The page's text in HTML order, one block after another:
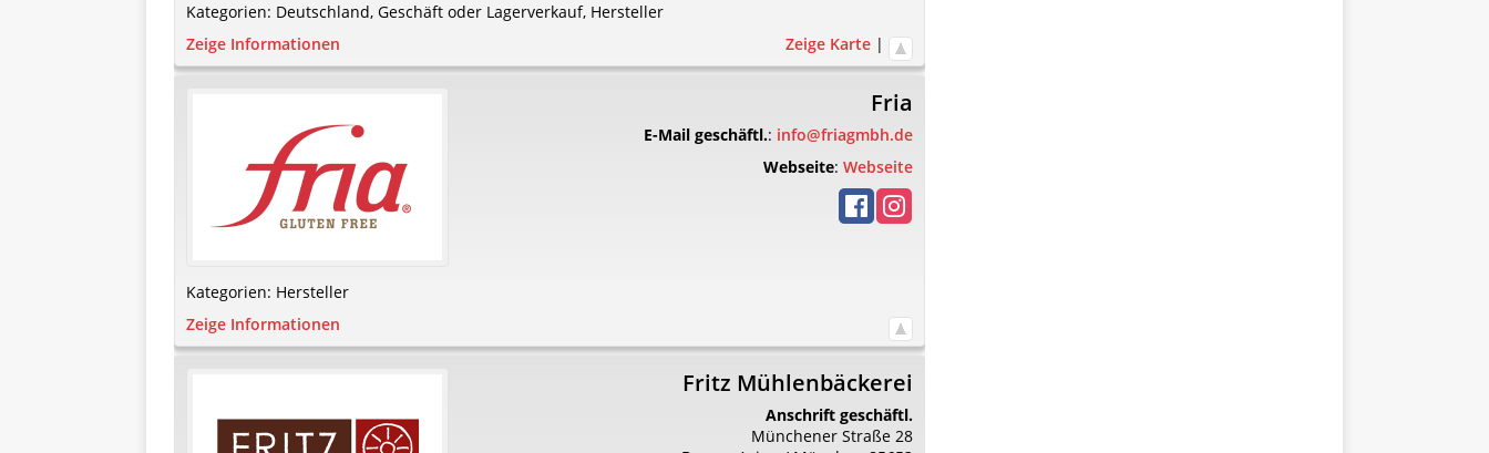
Kategorien: Deutschland, Geschäft oder Lagerverkauf, Hersteller
Zeige Informationen
Zeige Karte |
Fria
E-Mail geschäftl.: info@friagmbh.de
Webseite: Webseite
Kategorien: Hersteller
Zeige Informationen
Fritz Mühlenbäckerei
Anschrift geschäftl.
Münchener Straße 28